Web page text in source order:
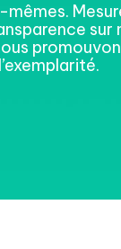
mêmes.
sur